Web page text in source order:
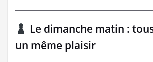
Le dimanche matin :
un même plaisir